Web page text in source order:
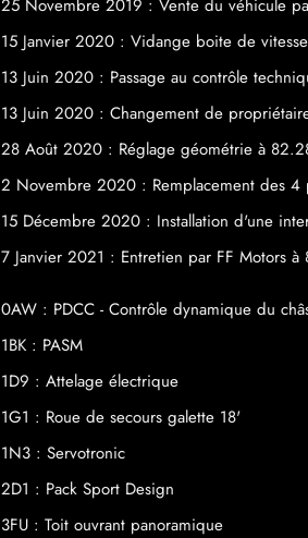
25 Novembre 2019 : Vente du véhicule
15 Janvier 2020 : Vidange boite de
13 Juin 2020 : Passage au contrôle
13 Juin 2020 : Changement de
28 Août 2020 : Réglage géométrie à
2 Novembre 2020 : Remplacement des 4
15 Décembre 2020 : Installation d'une
7 Janvier 2021 : Entretien par FF Motors
0AW : PDCC - Contrôle dynamique du
1BK : PASM
1D9 : Attelage électrique
1G1 : Roue de secours galette 18'
1N3 : Servotronic
2D1 : Pack Sport Design
3FU : Toit ouvrant panoramique